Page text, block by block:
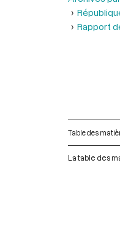
Rapport
Table des
La table des